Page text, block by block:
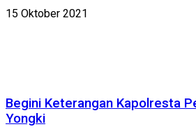
15 Oktober 2021
Begini Keterangan Kapolresta
Yongki